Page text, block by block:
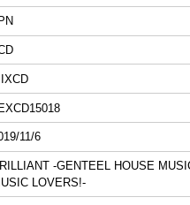
11/6
-GENTEEL HOUSE
LOVERS!-